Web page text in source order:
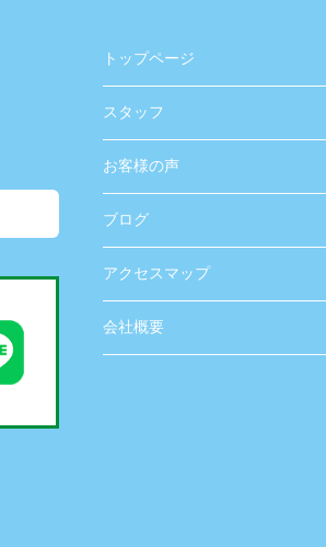
トップページ
スタッフ
お客様の声
ブログ
アクセスマップ
会社概要